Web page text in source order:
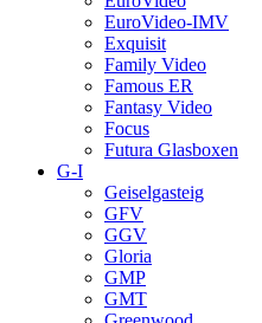
EuroVideo-IMV
Exquisit
Family Video
Famous ER
Fantasy Video
Focus
Futura Glasboxen
G-I
Geiselgasteig
GFV
GGV
Gloria
GMP
GMT